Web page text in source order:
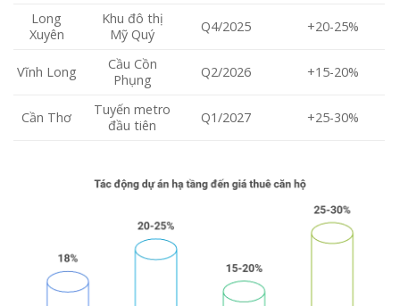
Long
Xuyên
Khu đô thị
Mỹ Quý
Q4/2025 +20-25%
Vĩnh Long
Cầu Cồn
Phụng
Q2/2026 +15-20%
Cần Thơ
Tuyến metro
đầu tiên
Q1/2027 +25-30%